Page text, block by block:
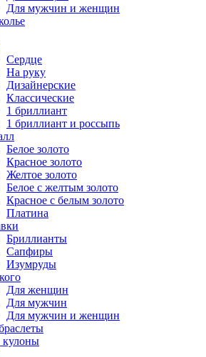
Для мужчин и женщин
Сердце
На руку
Дизайнерские
Классические
1 бриллиант
1 бриллиант и россыпь
Белое золото
Красное золото
Желтое золото
Белое с желтым золото
Красное с белым золото
Платина
Бриллианты
Сапфиры
Изумруды
Для женщин
Для мужчин
Для мужчин и женщин
кулоны